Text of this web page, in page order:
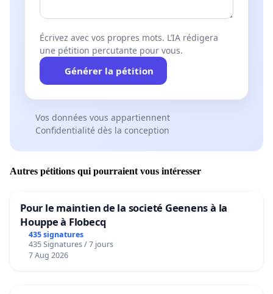
Écrivez avec vos propres mots. L’IA rédigera
une pétition percutante pour vous.
Générer la pétition
Vos données vous appartiennent
Confidentialité dès la conception
Autres pétitions qui pourraient vous intéresser
Pour le maintien de la societé Geenens à la
Houppe à Flobecq
435 signatures
435 Signatures / 7 jours
7 Aug 2026